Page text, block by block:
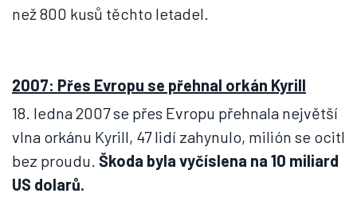
než 800 kusů těchto letadel.
2007: Přes Evropu se přehnal orkán Kyrill
18. ledna 2007 se přes Evropu přehnala největší
vlna orkánu Kyrill, 47 lidí zahynulo, milión se ocitl
bez proudu. Škoda byla vyčíslena na 10 miliard
US dolarů.